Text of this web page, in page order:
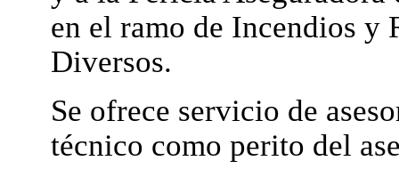
en el ramo de Incendios y
Diversos.
Se ofrece servicio de
técnico como perito del